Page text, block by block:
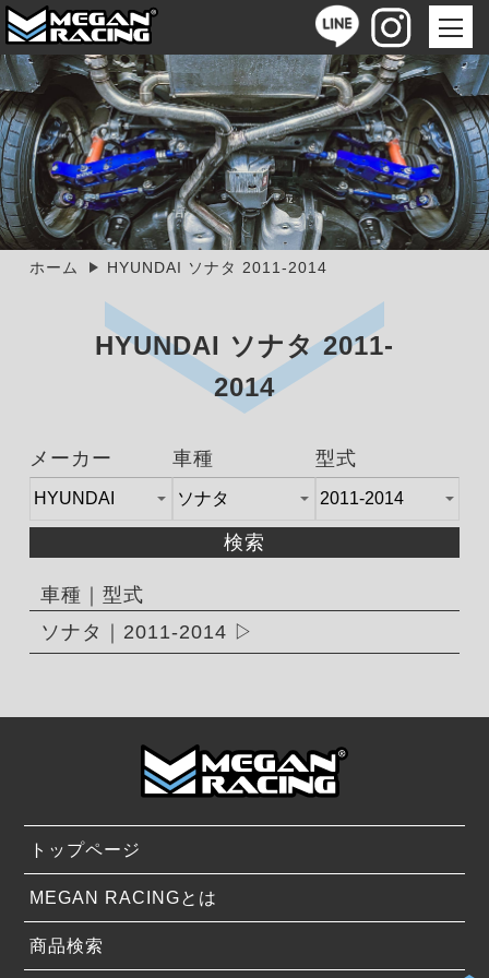
ホーム HYUNDAI ソナタ 2011-2014
HYUNDAI ソナタ 2011-
2014
メーカー 車種 型式
検索
車種｜型式
ソナタ｜2011-2014
トップページ
MEGAN RACINGとは
商品検索